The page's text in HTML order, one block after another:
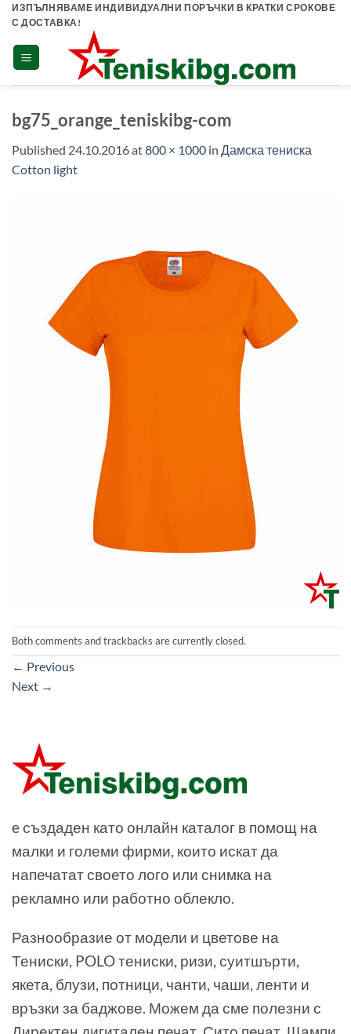
Skip
content
ИЗПЪЛНЯВАМЕ ИНДИВИДУАЛНИ ПОРЪЧКИ В КРАТКИ СРОКОВЕ
С ДОСТАВКА!
bg75_orange_teniskibg-com
Published 24.10.2016at800 × 1000 in Дамска тениска
Cotton light
Both comments and trackbacks are currently closed.
← Previous
Next →
e създаден като онлайн каталог в помощ на
малки и големи фирми, които искат да
напечатат своето лого или снимка на
рекламно или работно облекло.
Разнообразие от модели и цветове на
Тениски, POLO тениски, ризи, суитшърти,
якета, блузи, потници, чанти, чаши, ленти и
връзки за баджове. Можем да сме полезни с